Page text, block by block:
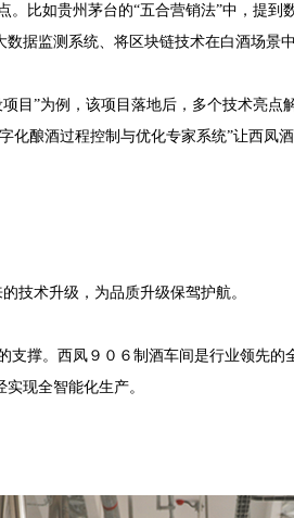
比如贵州茅台的“五合营销法”中，提
据监测系统、将区块链技术在白酒场景
目”为例，该项目落地后，多个技术亮
酿酒过程控制与优化专家系统”让西
术升级，为品质升级保驾护航。
撑。西凤９０６制酒车间是行业领先
现全智能化生产。